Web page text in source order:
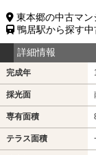
東本郷の中古マン
鴨居駅から探す中
詳細情報
完成年
採光面
専有面積
テラス面積 -